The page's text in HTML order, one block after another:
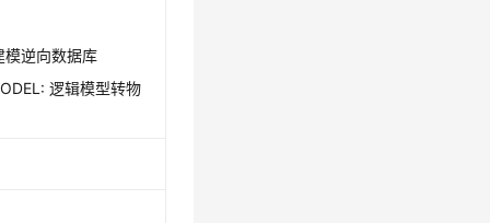
模逆向数据库
逻辑模型转物